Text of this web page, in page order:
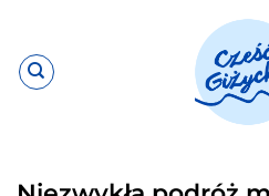
zawartości